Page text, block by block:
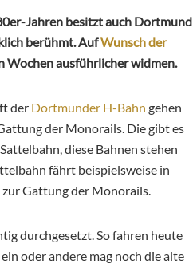
Jahren besitzt auch Dortmund
berühmt. AufWunsch der
Wochen ausführlicher widmen.
der Dortmunder H-Bahn gehen
der Monorails. Die gibt es
diese Bahnen stehen
fährt beispielsweise in
Gattung der Monorails.
durchgesetzt. So fahren heute
oder andere mag noch die alte